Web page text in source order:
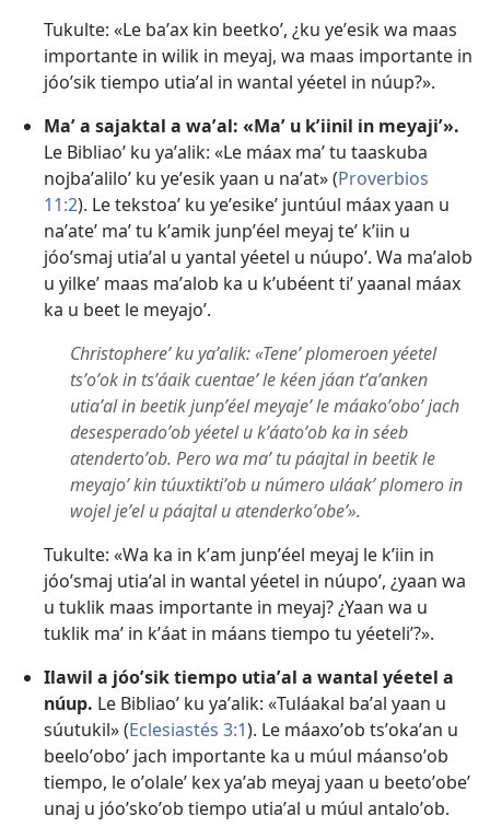
Tukulte: «Le baʼax kin beetkoʼ, ¿ku yeʼesik wa maas
importante in wilik in meyaj, wa maas importante in
jóoʼsik tiempo utiaʼal in wantal yéetel in núup?».
Maʼ a sajaktal a waʼal: «Maʼ u kʼiinil in meyajiʼ».
Le Bibliaoʼ ku yaʼalik: «Le máax maʼ tu taaskuba
nojbaʼaliloʼ ku yeʼesik yaan u naʼat» (Proverbios
11:2). Le tekstoaʼ ku yeʼesikeʼ juntúul máax yaan u
naʼateʼ maʼ tu kʼamik junpʼéel meyaj teʼ kʼiin u
jóoʼsmaj utiaʼal u yantal yéetel u núupoʼ. Wa maʼalob
u yilkeʼ maas maʼalob ka u kʼubéent tiʼ yaanal máax
ka u beet le meyajoʼ.
Christophereʼ ku yaʼalik: «Teneʼ plomeroen yéetel
tsʼoʼok in tsʼáaik cuentaeʼ le kéen jáan tʼaʼanken
utiaʼal in beetik junpʼéel meyajeʼ le máakoʼoboʼ jach
desesperadoʼob yéetel u kʼáatoʼob ka in séeb
atendertoʼob. Pero wa maʼ tu páajtal in beetik le
meyajoʼ kin túuxtiktiʼob u número uláakʼ plomero in
wojel jeʼel u páajtal u atenderkoʼobeʼ».
Tukulte: «Wa ka in kʼam junpʼéel meyaj le kʼiin in
jóoʼsmaj utiaʼal in wantal yéetel in núupoʼ, ¿yaan wa
u tuklik maas importante in meyaj? ¿Yaan wa u
tuklik maʼ in kʼáat in máans tiempo tu yéeteliʼ?».
Ilawil a jóoʼsik tiempo utiaʼal a wantal yéetel a
núup. Le Bibliaoʼ ku yaʼalik: «Tuláakal baʼal yaan u
súutukil» (Eclesiastés 3:1). Le máaxoʼob tsʼokaʼan u
beeloʼoboʼ jach importante ka u múul máansoʼob
tiempo, le oʼolaleʼ kex yaʼab meyaj yaan u beetoʼobeʼ
unaj u jóoʼskoʼob tiempo utiaʼal u múul antaloʼob.